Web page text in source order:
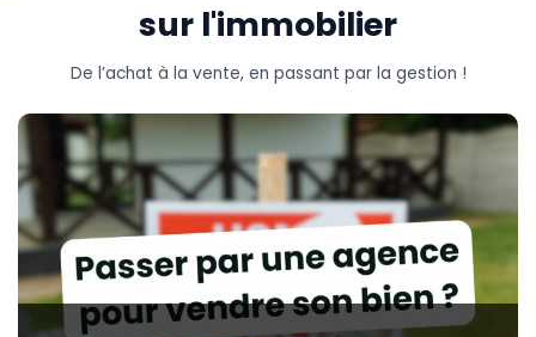
sur l'immobilier​
De l’achat à la vente, en passant par la gestion !